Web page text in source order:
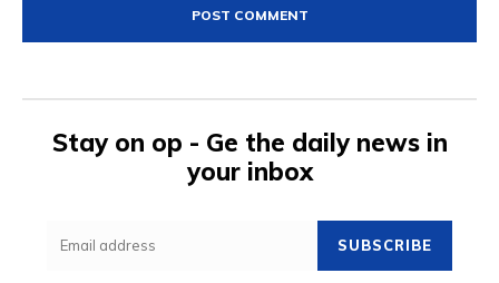
Stay on op - Ge the daily news in
your inbox
SUBSCRIBE